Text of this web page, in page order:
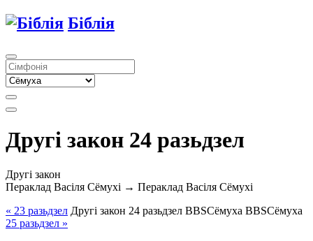
Біблія
Другі закон 24 разьдзел
Другі закон
Пераклад Васіля Сёмухі → Пераклад Васіля Сёмухі
« 23 разьдзел Другі закон 24 разьдзел BBSСёмуха BBSСёмуха
25 разьдзел »